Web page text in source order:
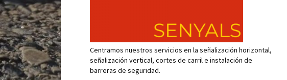
Centramos nuestros servicios en la señalización horizontal,
señalización vertical, cortes de carril e instalación de
barreras de seguridad.